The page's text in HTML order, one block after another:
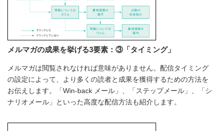
メルマガの成果を挙げる3要素：③「タイミング」
メルマガは閲覧されなければ意味がありません。配信タイミング
の設定によって、より多くの読者と成果を獲得するための方法を
お伝えします。「Win-back メール」、「ステップメール」、「シ
ナリオメール」といった高度な配信方法も紹介します。